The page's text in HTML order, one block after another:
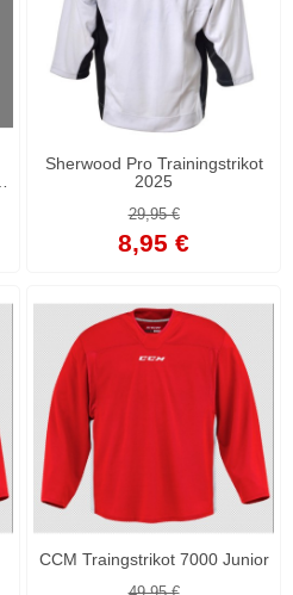
Sherwood Pro Trainingstrikot
2025
29,95 €
8,95 €
CCM Traingstrikot 7000 Junior
49,95 €